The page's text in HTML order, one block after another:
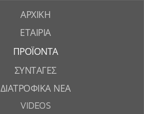
ΑΡΧΙΚΗ
ΕΤΑΙΡΙΑ
ΠΡΟΪΟΝΤΑ
ΣΥΝΤΑΓΕΣ
ΔΙΑΤΡΟΦΙΚΑ ΝΕΑ
VIDEOS